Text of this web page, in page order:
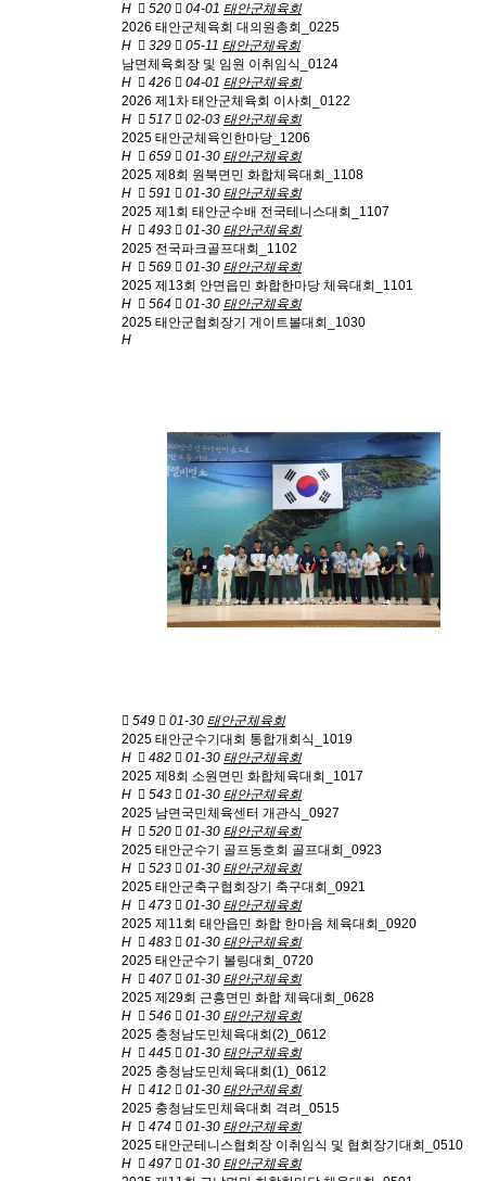
H
520 04-01 태안군체육회
2026 태안군체육회 대의원총회_0225
H
329 05-11 태안군체육회
남면체육회장 및 임원 이취임식_0124
H
426 04-01 태안군체육회
2026 제1차 태안군체육회 이사회_0122
H
517 02-03 태안군체육회
2025 태안군체육인한마당_1206
H
659 01-30 태안군체육회
2025 제8회 원북면민 화합체육대회_1108
H
591 01-30 태안군체육회
2025 제1회 태안군수배 전국테니스대회_1107
H
493 01-30 태안군체육회
2025 전국파크골프대회_1102
H
569 01-30 태안군체육회
2025 제13회 안면읍민 화합한마당 체육대회_1101
H
564 01-30 태안군체육회
2025 태안군협회장기 게이트볼대회_1030
H
549 01-30 태안군체육회
2025 태안군수기대회 통합개회식_1019
H
482 01-30 태안군체육회
2025 제8회 소원면민 화합체육대회_1017
H
543 01-30 태안군체육회
2025 남면국민체육센터 개관식_0927
H
520 01-30 태안군체육회
2025 태안군수기 골프동호회 골프대회_0923
H
523 01-30 태안군체육회
2025 태안군축구협회장기 축구대회_0921
H
473 01-30 태안군체육회
2025 제11회 태안읍민 화합 한마음 체육대회_0920
H
483 01-30 태안군체육회
2025 태안군수기 볼링대회_0720
H
407 01-30 태안군체육회
2025 제29회 근흥면민 화합 체육대회_0628
H
546 01-30 태안군체육회
2025 충청남도민체육대회(2)_0612
H
445 01-30 태안군체육회
2025 충청남도민체육대회(1)_0612
H
412 01-30 태안군체육회
2025 충청남도민체육대회 격려_0515
H
474 01-30 태안군체육회
2025 태안군테니스협회장 이취임식 및 협회장기대회_0510
H
497 01-30 태안군체육회